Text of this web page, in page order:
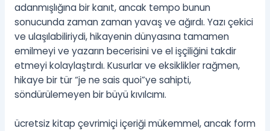
adanmışlığına bir kanıt, ancak tempo bunun
sonucunda zaman zaman yavaş ve ağırdı. Yazı çekici
ve ulaşılabiliriydi, hikayenin dünyasına tamamen
emilmeyi ve yazarın becerisini ve el işçiliğini takdir
etmeyi kolaylaştırdı. Kusurlar ve eksiklikler rağmen,
hikaye bir tür “je ne sais quoi”ye sahipti,
söndürülemeyen bir büyü kıvılcımı.
ücretsiz kitap çevrimiçi içeriği mükemmel, ancak form